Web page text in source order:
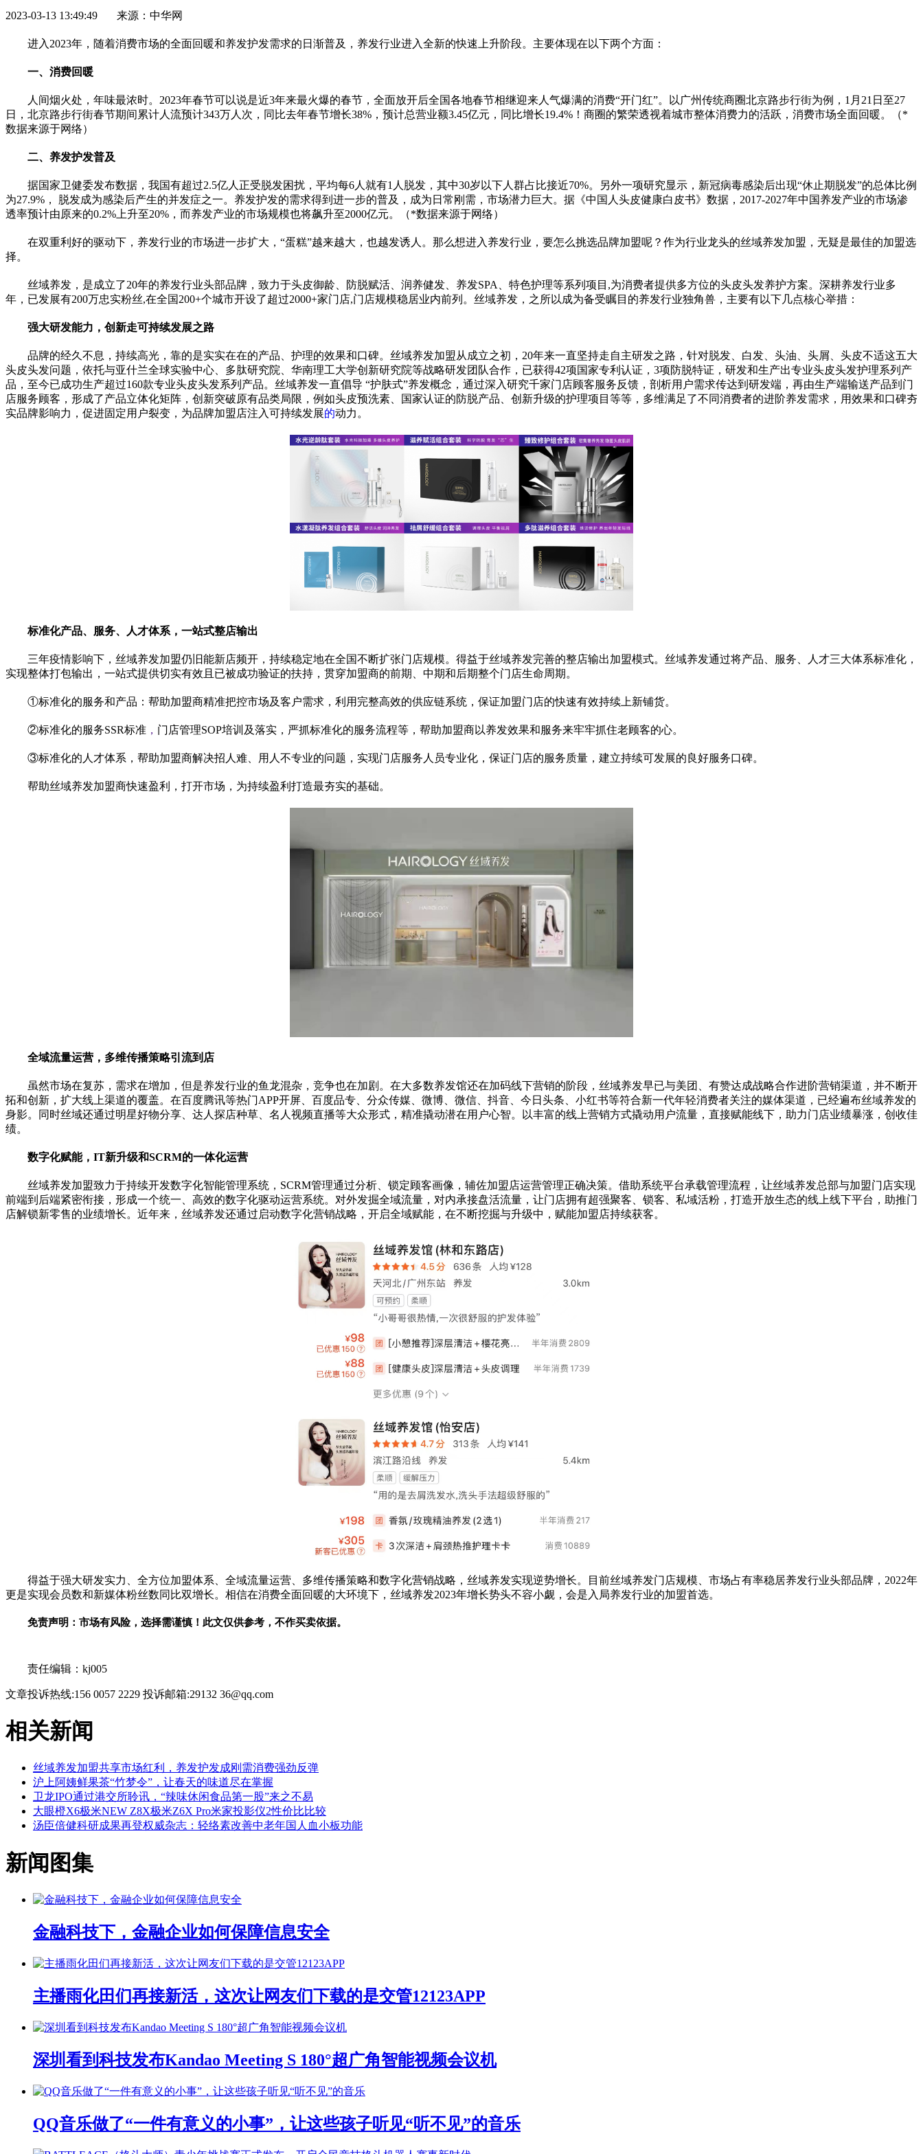
2023-03-13 13:49:49 来源：中华网
进入2023年，随着消费市场的全面回暖和养发护发需求的日渐普及，养发行业进入全新的快速上升阶段。主要体现在以下两个方面：
一、 消费回暖
人间烟火处，年味最浓时。2023年春节可以说是近3年来最火爆的春节，全面放开后全国各地春节相继迎来人气爆满的消费“开门红”。以广州传统商圈北京路步行街为例，1月21日至27
日，北京路步行街春节期间累计人流预计343万人次，同比去年春节增长38%，预计总营业额3.45亿元，同比增长19.4%！商圈的繁荣透视着城市整体消费力的活跃，消费市场全面回暖。（*
数据来源于网络）
二、养发护发普及
据国家卫健委发布数据，我国有超过2.5亿人正受脱发困扰， 平均每6人就有1人脱发，其中30岁以下人群占比接近70%。另外一项研究显示， 新冠病毒感染后出现“休止期脱发”的总体比例
为27.9%， 脱发成为感染后产生的并发症之一。养发护发的需求得到进一步的普及，成为日常刚需，市场潜力巨大。据《中国人头皮健康白皮书》数据，2017-2027年中国养发产业的市场渗
透率预计由原来的0.2%上升至20%，而养发产业的市场规模也将飙升至2000亿元。（*数据来源于网络）
在双重利好的驱动下，养发行业的市场进一步扩大，“蛋糕”越来越大，也越发诱人。那么想进入养发行业，要怎么挑选品牌加盟呢？作为行业龙头的丝域养发加盟，无疑是最佳的加盟选
择。
丝域养发，是成立了20年的养发行业头部品牌，致力于头皮御龄、防脱赋活、润养健发、养发SPA、特色护理等系列项目,为消费者提供多方位的头皮头发养护方案。深耕养发行业多
年，已发展有200万忠实粉丝,在全国200+个城市开设了超过2000+家门店,门店规模稳居业内前列。丝域养发，之所以成为备受瞩目的养发行业独角兽，主要有以下几点核心举措：
强大研发能力，创新走可持续发展之路
品牌的经久不息，持续高光，靠的是实实在在的产品、护理的效果和口碑。丝域养发加盟从成立之初，20年来一直坚持走自主研发之路，针对脱发、白发、头油、头屑、头皮不适这五大
头皮头发问题，依托与亚什兰全球实验中心、多肽研究院、华南理工大学创新研究院等战略研发团队合作，已获得42项国家专利认证，3项防脱特证，研发和生产出专业头皮头发护理系列产
品，至今已成功生产超过160款专业头皮头发系列产品。丝域养发一直倡导 “护肤式”养发概念，通过深入研究千家门店顾客服务反馈，剖析用户需求传达到研发端，再由生产端输送产品到门
店服务顾客，形成了产品立体化矩阵，创新突破原有品类局限，例如头皮预洗素、
国家认证的防脱产品、创新升级的护理项目等等，多维满足了不同消费者的进阶养发需求，用效果和口碑夯
实品牌影响力，促进固定用户裂变，为品牌加盟店注入可持续发展的动力。
标准化产品、服务、人才体系，一站式整店输出
三年疫情影响下，丝域养发加盟仍旧能新店频开，持续稳定地在全国不断扩张门店规模。得益于丝域养发完善的整店输出加盟模式。丝域养发通过将产品、服务、人才三大体系标准化，
实现整体打包输出，一站式提供切实有效且已被成功验证的扶持，贯穿加盟商的前期、中期和后期整个门店生命周期。
①标准化的服务和产品：帮助加盟商精准把控市场及客户需求，利用完整高效的供应链系统，保证加盟门店的快速有效持续上新铺货。
②标准化的服务SSR标准 ， 门店管理SOP培训及落实 ，严抓标准化的服务流程等，帮助加盟商以养发效果和服务来牢牢抓住老顾客的心。
③标准化的人才体系，帮助加盟商解决招人难、用人不专业的问题，实现门店服务人员专业化，保证门店的服务质量，建立持续可发展的良好服务口碑。
帮助丝域养发加盟商快速盈利，打开市场，为持续盈利打造最夯实的基础。
全域流量运营， 多维传播策略引流到店
虽然市场在复苏，需求在增加，但是养发行业的鱼龙混杂，竞争也在加剧。在大多数养发馆还在加码线下营销的阶段，丝域养发早已与美团、有赞达成战略合作进阶营销渠道，并不断开
拓和创新，扩大线上渠道的覆盖。在百度腾讯等热门APP开屏、百度品专、分众传媒、微博、 微信 、抖音、今日头条、小红书等符合新一代年轻消费者关注的媒体渠道，已经遍布丝域养发的
身影。同时丝域还通过明星好物分享、达人探店种草、名人视频直播等大众形式，精准撬动潜在用户心智。以丰富的线上营销方式撬动用户流量，直接赋能线下，助力门店业绩暴涨，创收佳
绩。
数字化赋能，IT新升级和SCRM的一体化运营
丝域养发加盟致力于持续开发数字化智能管理系统，SCRM管理通过分析、锁定顾客画像，辅佐加盟店运营管理正确决策。借助系统平台承载管理流程，让丝域养发总部与加盟门店实现
前端到后端紧密衔接，形成一个统一、高效的数字化驱动运营系统。对外发掘全域流量，对内承接盘活流量，让门店拥有超强聚客、锁客、私域活粉，打造开放生态的线上线下平台，助推门
店解锁新零售的业绩增长。 近年来，丝域养发还通过启动数字化营销战略，开启全域赋能，在不断挖掘与升级中，赋能加盟店持续获客。
得益于强大研发实力、全方位加盟体系、全域流量运营、多维传播策略和数字化营销战略，丝域养发实现逆势增长。目前丝域养发门店规模、市场占有率稳居养发行业头部品牌，2022年
更是实现会员数和新媒体粉丝数同比双增长。相信在消费全面回暖的大环境下，丝域养发2023年增长势头不容小觑，会是入局养发行业的加盟首选。
免责声明：市场有风险，选择需谨慎！此文仅供参考，不作买卖依据。
责任编辑：kj005
文章投诉热线:156 0057 2229 投诉邮箱:29132 36@qq.com
相关新闻
丝域养发加盟共享市场红利，养发护发成刚需消费强劲反弹
沪上阿姨鲜果茶“竹梦令”，让春天的味道尽在掌握
卫龙IPO通过港交所聆讯，“辣味休闲食品第一股”来之不易
大眼橙X6极米NEW Z8X极米Z6X Pro米家投影仪2性价比比较
汤臣倍健科研成果再登权威杂志：轻络素改善中老年国人血小板功能
新闻图集
金融科技下，金融企业如何保障信息安全
主播雨化田们再接新活，这次让网友们下载的是交管12123APP
深圳看到科技发布Kandao Meeting S 180°超广角智能视频会议机
QQ音乐做了“一件有意义的小事”，让这些孩子听见“听不见”的音乐